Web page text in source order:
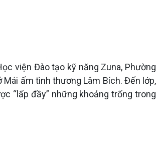
viện Đào tạo kỹ năng Zuna, Phường
ấm tình thương Lâm Bích. Đến lớp,
“lấp đầy” những khoảng trống trong